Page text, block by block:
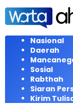
Langsung
konten
Nasional
Daerah
Sosial
Rabthah
Siaran
Kirim